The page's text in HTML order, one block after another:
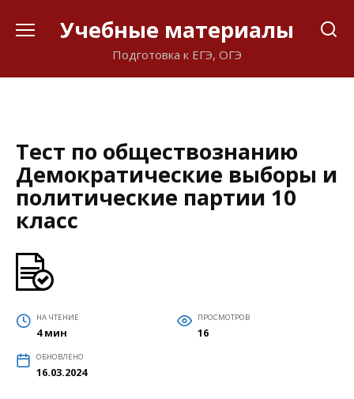
Учебные материалы
Подготовка к ЕГЭ, ОГЭ
Тест по обществознанию
Демократические выборы и
политические партии 10
класс
НА ЧТЕНИЕ
4 мин
ПРОСМОТРОВ
16
ОБНОВЛЕНО
16.03.2024